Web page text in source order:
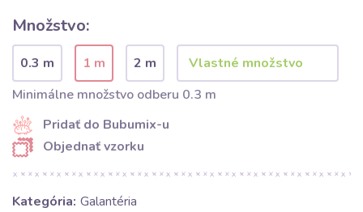
Množstvo:
0.3 m 1 m
2 m
Minimálne množstvo odberu 0.3 m
Pridať do Bubumix-u
Objednať vzorku
Kategória: Galantéria